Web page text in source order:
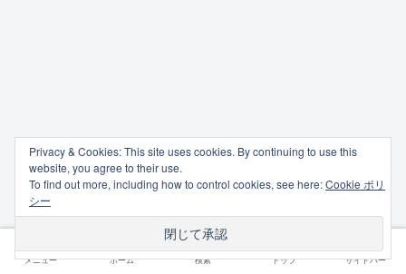
メニュー ホーム 検索 トップ サイドバー
Privacy & Cookies: This site uses cookies. By continuing to use this
website, you agree to their use.
To find out more, including how to control cookies, see here:Cookie ポリ
シー